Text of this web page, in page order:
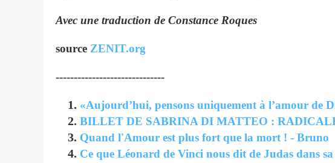
Avec une traduction de Constance Roques
source ZENIT.org
------------------------------
«Aujourd’hui, pensons uniquement à l’amour de
BILLET DE SABRINA DI MATTEO :
Quand l'Amour est plus fort que la mort ! - Bruno
Ce que Léonard de Vinci nous dit de Judas dans sa